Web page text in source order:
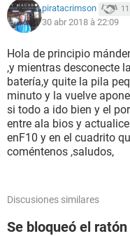
piratacrimson
30 abr 2018 à 22:09
Hola de principio
,y mientras desconecte
batería,y quite la pila
minuto y la vuelve
si todo a ido bien y el
entre ala bios y
enF10 y en el cuadrito
coméntenos ,saludos,
Discusiones similares
Se bloqueó el